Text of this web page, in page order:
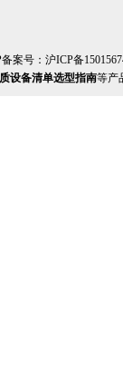
案号： 沪ICP备
设备清单选型指南等产